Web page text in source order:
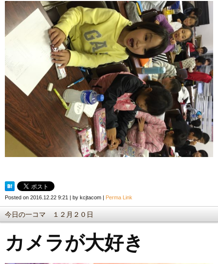
Posted on 2016.12.22 9:21 | by kcjtacom | Perma Link
今日の一コマ １２月２０日
カメラが大好き